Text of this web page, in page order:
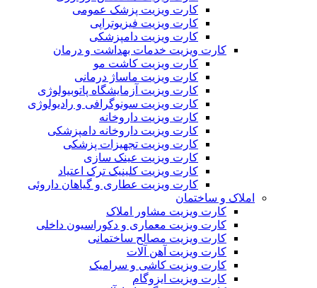
کارت ویزیت پزشک عمومی
کارت ویزیت فیزیوتراپی
کارت ویزیت دامپزشکی
کارت ویزیت خدمات بهداشت و درمان
کارت ویزیت کاشت مو
کارت ویزیت ماساژ درمانی
کارت ویزیت آزمایشگاه پاتوبیولوژی
کارت ویزیت سونوگرافی و رادیولوژی
کارت ویزیت داروخانه
کارت ویزیت داروخانه دامپزشکی
کارت ویزیت تجهیزات پزشکی
کارت ویزیت عینک سازی
کارت ویزیت کلینیک ترک اعتیاد
کارت ویزیت عطاری و گیاهان داروئی
املاک و ساختمان
کارت ویزیت مشاور املاک
کارت ویزیت معماری و دکوراسیون داخلی
کارت ویزیت مصالح ساختمانی
کارت ویزیت آهن آلات
کارت ویزیت کاشی و سرامیک
کارت ویزیت ایزوگام